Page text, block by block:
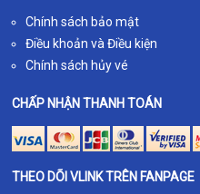
Chính sách bảo mật
Điều khoản và Điều kiện
Chính sách hủy vé
CHẤP NHẬN THANH TOÁN
THEO DÕI VLINK TRÊN FANPAGE